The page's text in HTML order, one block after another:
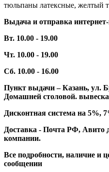
тюльпаны латексные, желтый
Выдача и отправка интернет-
Вт. 10.00 - 19.00
Чт. 10.00 - 19.00
Сб. 10.00 - 16.00
Пункт выдачи – Казань, ул.
Домашней столовой.
Дисконтная система на 5%,
Доставка - Почта РФ, Авито
компании.
Все подробности, наличие и
сообщении